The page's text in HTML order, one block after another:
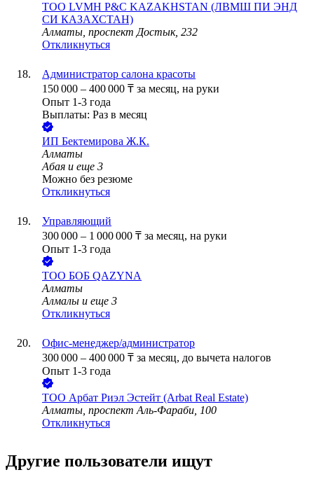
ТОО LVMН P&C KAZAKHSTAN (ЛВМШ ПИ ЭНД
СИ КАЗАХСТАН)
Алматы, проспект Достык, 232
Откликнуться
Администратор салона красоты
150 000 – 400 000 ₸ за месяц, на руки
Опыт 1-3 года
Выплаты: Раз в месяц
ИП Бектемирова Ж.К.
Алматы
Абая и еще 3
Можно без резюме
Откликнуться
Управляющий
300 000 – 1 000 000 ₸ за месяц, на руки
Опыт 1-3 года
ТОО БОБ QAZYNA
Алматы
Алмалы и еще 3
Откликнуться
Офис-менеджер/администратор
300 000 – 400 000 ₸ за месяц, до вычета налогов
Опыт 1-3 года
ТОО Арбат Риэл Эстейт (Arbat Real Estate)
Алматы, проспект Аль-Фараби, 100
Откликнуться
Другие пользователи ищут